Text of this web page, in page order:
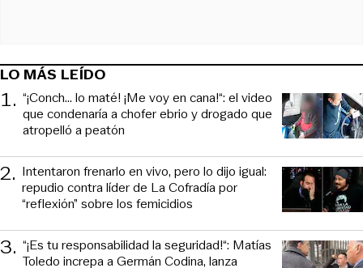
LO MÁS LEÍDO
1. “¡Conch... lo maté! ¡Me voy en cana!“: el video
que condenaría a chofer ebrio y drogado que
atropelló a peatón
2. Intentaron frenarlo en vivo, pero lo dijo igual:
repudio contra líder de La Cofradía por
“reflexión” sobre los femicidios
3. “¡Es tu responsabilidad la seguridad!“: Matías
Toledo increpa a Germán Codina, lanza